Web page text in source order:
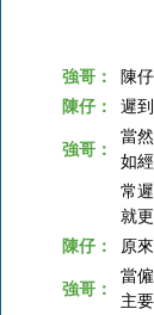
強哥： 陳
陳仔： 遲
強哥：
當
如經
常
就
陳仔：
原
強哥：
當
主要